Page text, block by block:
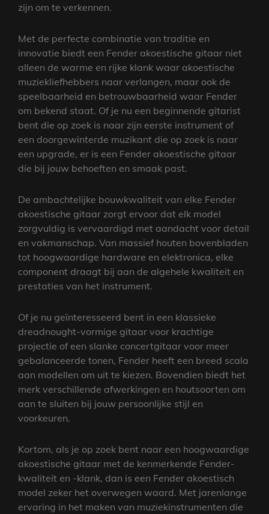
zijn om te verkennen.
Met de perfecte combinatie van traditie en
innovatie biedt een Fender akoestische gitaar niet
alleen de warme en rijke klank waar akoestische
muziekliefhebbers naar verlangen, maar ook de
speelbaarheid en betrouwbaarheid waar Fender
om bekend staat. Of je nu een beginnende gitarist
bent die op zoek is naar zijn eerste instrument of
een doorgewinterde muzikant die op zoek is naar
een upgrade, er is een Fender akoestische gitaar
die bij jouw behoeften en smaak past.
De ambachtelijke bouwkwaliteit van elke Fender
akoestische gitaar zorgt ervoor dat elk model
zorgvuldig is vervaardigd met aandacht voor detail
en vakmanschap. Van massief houten bovenbladen
tot hoogwaardige hardware en elektronica, elke
component draagt bij aan de algehele kwaliteit en
prestaties van het instrument.
Of je nu geïnteresseerd bent in een klassieke
dreadnought-vormige gitaar voor krachtige
projectie of een slanke concertgitaar voor meer
gebalanceerde tonen, Fender heeft een breed scala
aan modellen om uit te kiezen. Bovendien biedt het
merk verschillende afwerkingen en houtsoorten om
aan te sluiten bij jouw persoonlijke stijl en
voorkeuren.
Kortom, als je op zoek bent naar een hoogwaardige
akoestische gitaar met de kenmerkende Fender-
kwaliteit en -klank, dan is een Fender akoestisch
model zeker het overwegen waard. Met jarenlange
ervaring in het maken van muziekinstrumenten die